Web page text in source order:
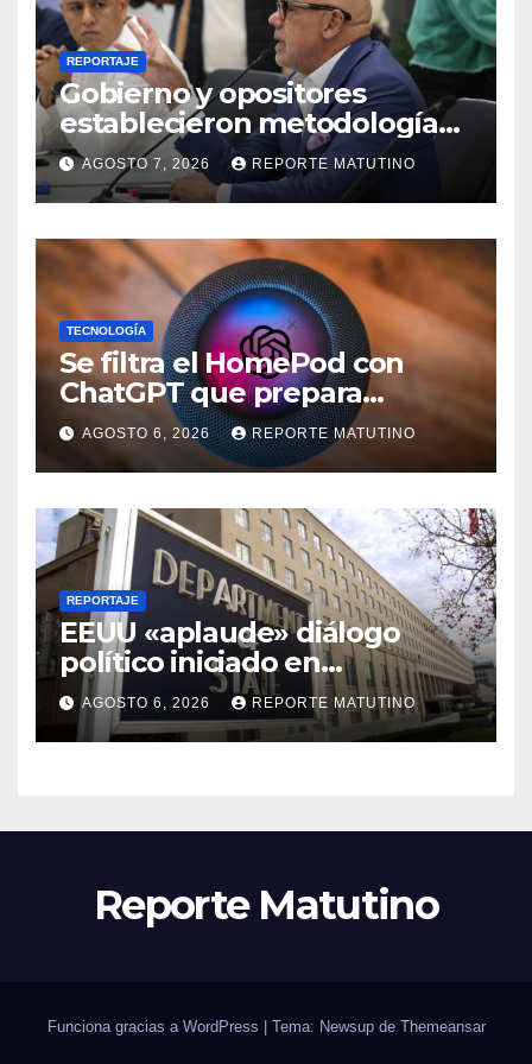
REPORTAJE
Gobierno y opositores
establecieron metodología
para el proceso de diálogo en
Venezuela
AGOSTO 7, 2026 REPORTE MATUTINO
TECNOLOGÍA
Se filtra el HomePod con
ChatGPT que prepara
OpenAI y su diseño es una
locura
AGOSTO 6, 2026 REPORTE MATUTINO
REPORTAJE
EEUU «aplaude» diálogo
político iniciado en
Venezuela
AGOSTO 6, 2026 REPORTE MATUTINO
Reporte Matutino
Funciona gracias a WordPress Tema: Newsup de Themeansar